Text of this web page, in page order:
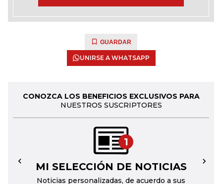
GUARDAR
UNIRSE A WHATSAPP
CONOZCA LOS BENEFICIOS EXCLUSIVOS PARA
NUESTROS SUSCRIPTORES
1
MI SELECCIÓN DE NOTICIAS
Noticias personalizadas, de acuerdo a sus
← →